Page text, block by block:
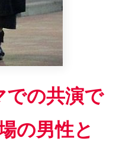
での共演で
の男性と